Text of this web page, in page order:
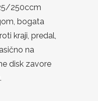
250ccm
bogata
kraji, predal,
na
disk zavore